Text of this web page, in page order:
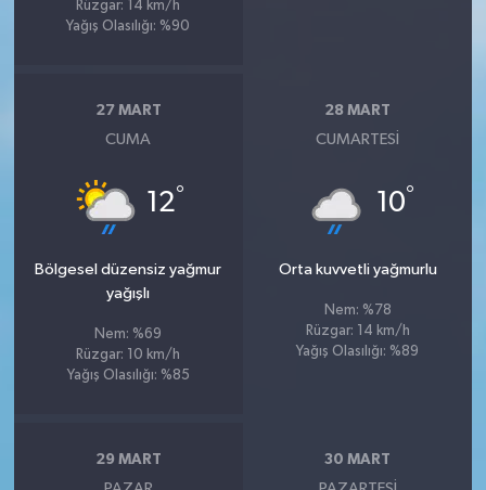
Rüzgar: 14 km/h
Yağış Olasılığı: %90
27 MART
CUMA
12°
Bölgesel düzensiz yağmur
yağışlı
Nem: %69
Rüzgar: 10 km/h
Yağış Olasılığı: %85
28 MART
CUMARTESI
10°
Orta kuvvetli yağmurlu
Nem: %78
Rüzgar: 14 km/h
Yağış Olasılığı: %89
29 MART 30 MART